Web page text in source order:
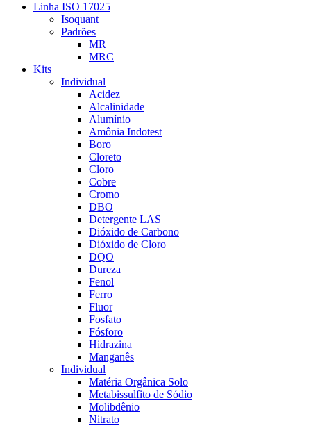
Linha ISO 17025
Isoquant
Padrões
MR
MRC
Kits
Individual
Acidez
Alcalinidade
Alumínio
Amônia Indotest
Boro
Cloreto
Cloro
Cobre
Cromo
DBO
Detergente LAS
Dióxido de Carbono
Dióxido de Cloro
DQO
Dureza
Fenol
Ferro
Fluor
Fosfato
Fósforo
Hidrazina
Manganês
Individual
Matéria Orgânica Solo
Metabissulfito de Sódio
Molibdênio
Nitrato